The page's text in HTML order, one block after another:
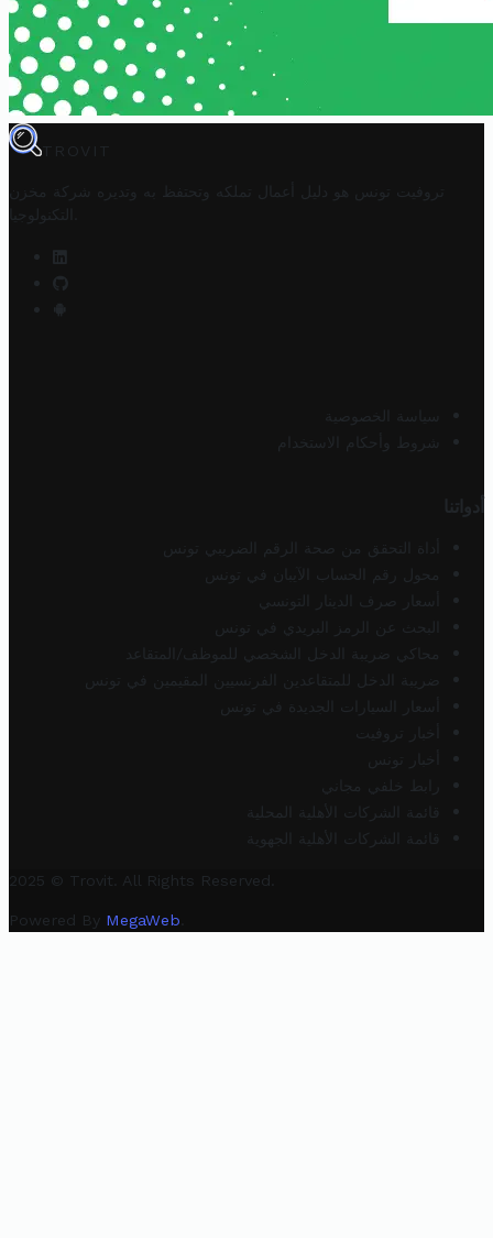
TROVIT
تروفيت تونس هو دليل أعمال تملكه وتحتفظ به وتديره
شركة مخزن
التكنولوجيا
سياسة الخصوصية
شروط وأحكام الاستخدام
أدواتنا
أداة التحقق من صحة الرقم الضريبي تونس
محول رقم الحساب الآيبان في تونس
أسعار صرف الدينار التونسي
البحث عن الرمز البريدي في تونس
محاكي ضريبة الدخل الشخصي للموظف/المتقاعد
ضريبة الدخل للمتقاعدين الفرنسيين المقيمين في تونس
أسعار السيارات الجديدة في تونس
أخبار تروفيت
أخبار تونس
رابط خلفي مجاني
قائمة الشركات الأهلية المحلية
قائمة الشركات الأهلية الجهوية
2025 © Trovit. All Rights Reserved.
Powered By MegaWeb